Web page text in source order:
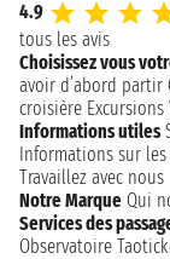
4.9
tous les avis
Choisissez vous
avoir d’abord partir
croisière Excursions
Informations utiles
Informations sur
Travaillez avec nous
Notre Marque Qui
Services des
Observatoire